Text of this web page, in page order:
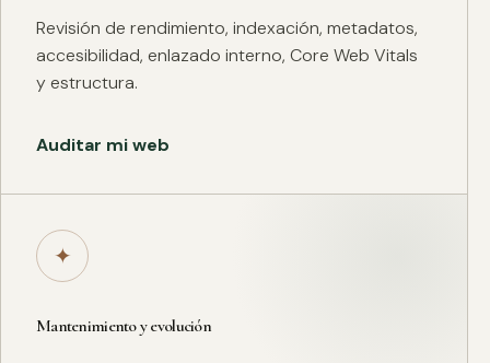
Revisión de rendimiento, indexación, metadatos,
accesibilidad, enlazado interno, Core Web Vitals
y estructura.
Auditar mi web
✦
Mantenimiento y evolución